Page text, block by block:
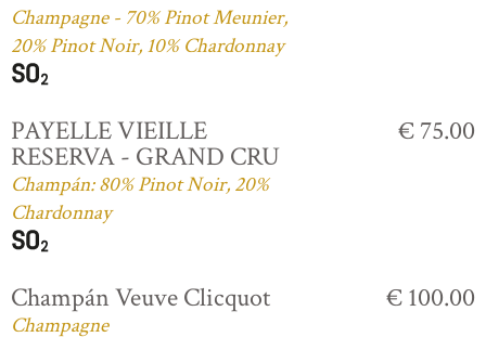
Champagne - 70% Pinot Meunier,
20% Pinot Noir, 10% Chardonnay
PAYELLE VIEILLE
RESERVA - GRAND CRU
Champán: 80% Pinot Noir, 20%
Chardonnay
€ 75.00
Champán Veuve Clicquot
Champagne
€ 100.00